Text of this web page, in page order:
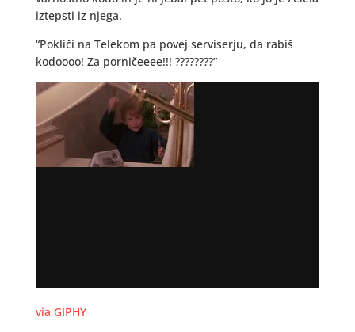
iztepsti iz njega.
“Pokliči na Telekom pa povej serviserju, da rabiš
kodoooo! Za porničeeee!!! ????????”
via GIPHY